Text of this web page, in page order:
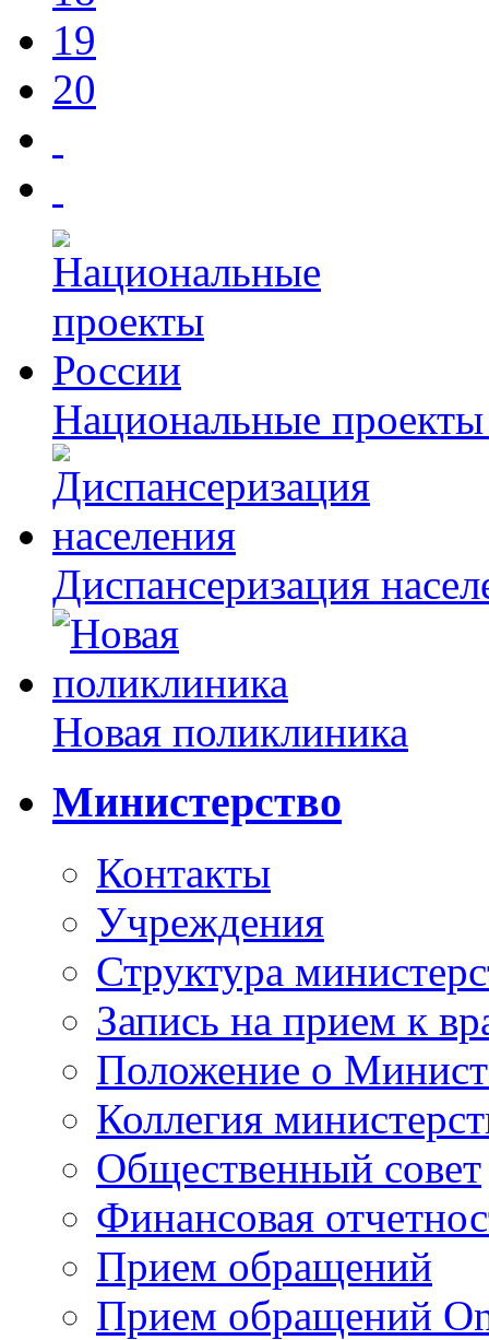
19
20
Национальные
Диспансеризация
Новая поликлиника
Министерство
Контакты
Учреждения
Структура
Запись на прием к
Положение о
Коллегия
Общественный совет
Финансовая
Прием обращений
Прием обращений